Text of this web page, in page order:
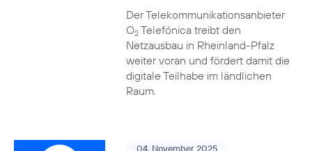
Der Telekommunikationsanbieter
O2Telefónica treibt den
Netzausbau in Rheinland-Pfalz
weiter voran und fördert damit die
digitale Teilhabe im ländlichen
Raum.
04. November 2025